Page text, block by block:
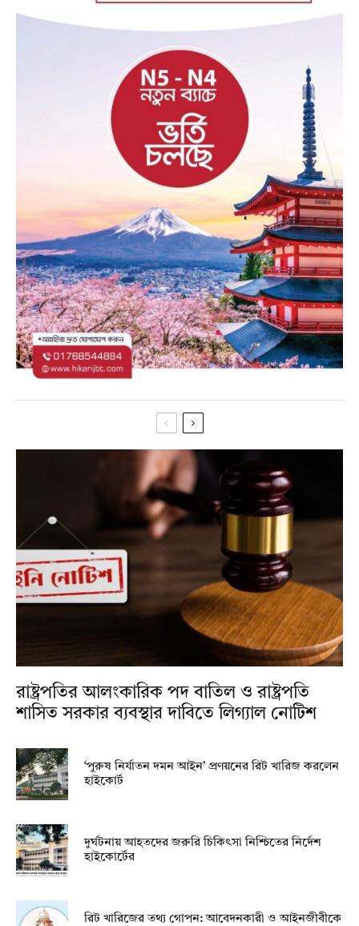
রাষ্ট্রপতির আলংকারিক পদ বাতিল ও রাষ্ট্রপতি
শাসিত সরকার ব্যবস্থার দাবিতে লিগ্যাল নোটিশ
‘পুরুষ নির্যাতন দমন আইন’ প্রণয়নের রিট খারিজ করলেন
হাইকোর্ট
দুর্ঘটনায় আহতদের জরুরি চিকিৎসা নিশ্চিতের নির্দেশ
হাইকোর্টের
রিট খারিজের তথ্য গোপন: আবেদনকারী ও আইনজীবীকে